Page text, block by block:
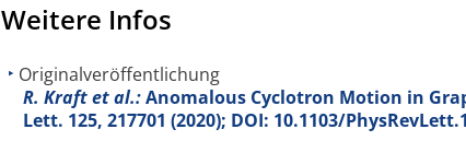
Weitere Infos
Originalveröffentlichung
R. Kraft et al.:Anomalous Cyclotron Motion in
Lett. 125, 217701 (2020); DOI: 10.1103/